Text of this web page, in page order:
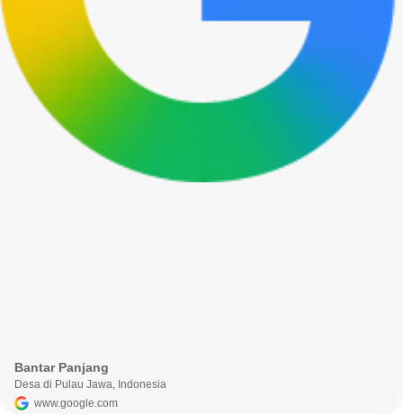
Bantar Panjang
Desa di Pulau Jawa, Indonesia
www.google.com